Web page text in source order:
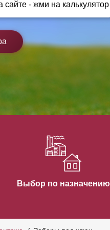
школ
сайте - жми на калькулятор
Выбор по назначению